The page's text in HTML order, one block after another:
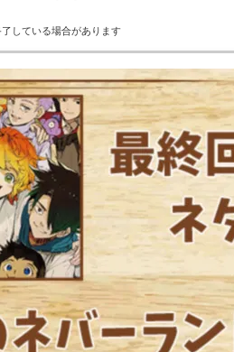
している場合があります